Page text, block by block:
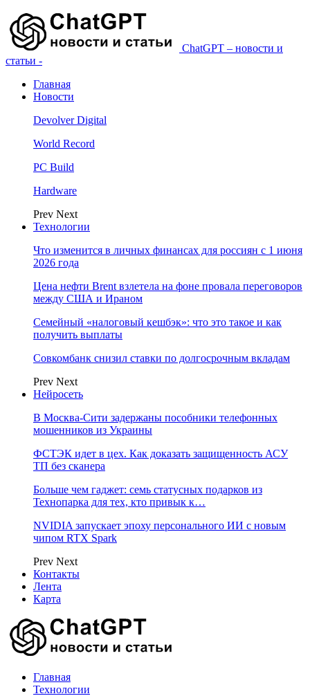
ChatGPT – новости и
статьи -
Главная
Новости
Devolver Digital
World Record
PC Build
Hardware
Prev Next
Технологии
Что изменится в личных финансах для россиян с 1 июня
2026 года
Цена нефти Brent взлетела на фоне провала переговоров
между США и Ираном
Семейный «налоговый кешбэк»: что это такое и как
получить выплаты
Совкомбанк снизил ставки по долгосрочным вкладам
Prev Next
Нейросеть
В Москва-Сити задержаны пособники телефонных
мошенников из Украины
ФСТЭК идет в цех. Как доказать защищенность АСУ
ТП без сканера
Больше чем гаджет: семь статусных подарков из
Технопарка для тех, кто привык к…
NVIDIA запускает эпоху персонального ИИ с новым
чипом RTX Spark
Prev Next
Контакты
Лента
Карта
Главная
Технологии